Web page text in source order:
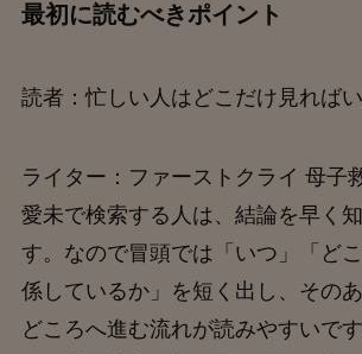
最初に読むべきポイント
読者：忙しい人はどこだけ見れば
ライター：ファーストクライ 母子
愛未で検索する人は、結論を早く
す。なので冒頭では「いつ」「ど
係しているか」を短く出し、その
どころへ進む流れが読みやすいで